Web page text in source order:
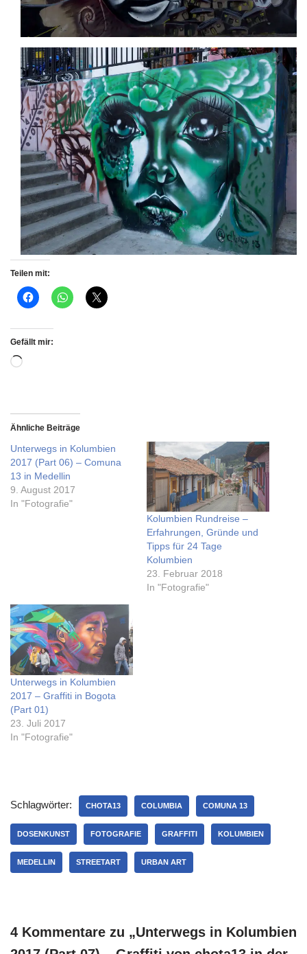
Teilen mit:
Gefällt mir:
Ähnliche Beiträge
Unterwegs in Kolumbien
2017 (Part 06) – Comuna
13 in Medellin
9. August 2017
In "Fotografie"
Kolumbien Rundreise –
Erfahrungen, Gründe und
Tipps für 24 Tage
Kolumbien
23. Februar 2018
In "Fotografie"
Unterwegs in Kolumbien
2017 – Graffiti in Bogota
(Part 01)
23. Juli 2017
In "Fotografie"
Schlagwörter: CHOTA13 COLUMBIA COMUNA 13
DOSENKUNST FOTOGRAFIE GRAFFITI KOLUMBIEN
MEDELLIN STREETART URBAN ART
4 Kommentare zu „Unterwegs in Kolumbien